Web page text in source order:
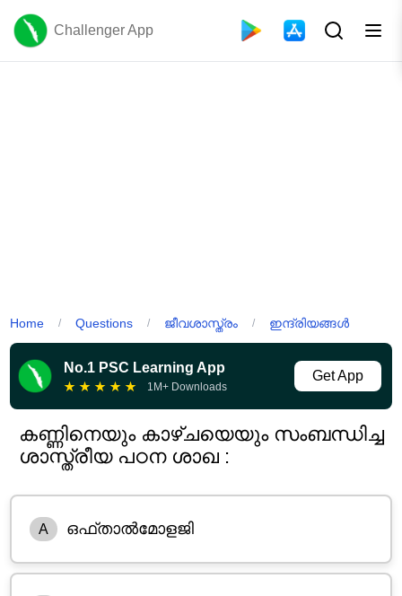
Challenger App
Home / Questions / ജീവശാസ്ത്രം / ഇന്ദ്രിയങ്ങൾ
No.1 PSC Learning App
★ ★ ★ ★ ★ 1M+ Downloads
Get App
കണ്ണിനെയും കാഴ്ചയെയും സംബന്ധിച്ച
ശാസ്ത്രീയ പഠന ശാഖ :
A ഒഫ്താൽമോളജി